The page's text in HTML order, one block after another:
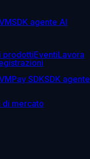
SDK agente AI
prodottiEventiLavora
Pay SDKSDK agente
di mercato